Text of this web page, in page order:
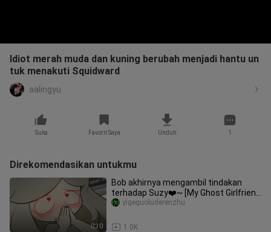
Idiot merah muda dan kuning berubah menjadi hantu un
tuk menakuti Squidward
aalingyu
Suka Favorit Saya Unduh 1
Direkomendasikan untukmu
0:30
Bob akhirnya mengambil tindakan
terhadap Suzy❤️~ [My Ghost Girlfriend
Fanfiction]
1.0K
yigeguoluderenzhu